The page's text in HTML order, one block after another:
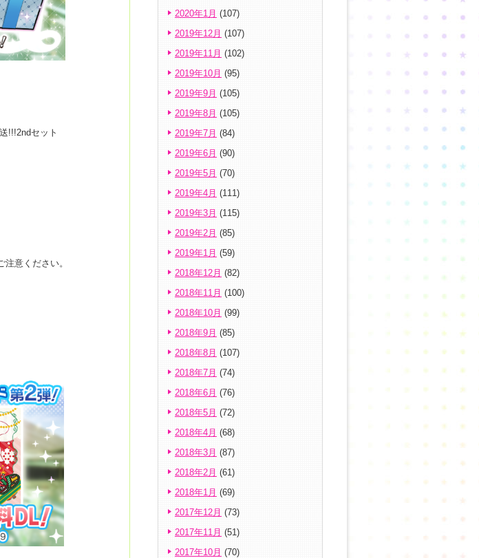
!!!2ndセット
意ください。
2020年1月 (107)
2019年12月 (107)
2019年11月 (102)
2019年10月 (95)
2019年9月 (105)
2019年8月 (105)
2019年7月 (84)
2019年6月 (90)
2019年5月 (70)
2019年4月 (111)
2019年3月 (115)
2019年2月 (85)
2019年1月 (59)
2018年12月 (82)
2018年11月 (100)
2018年10月 (99)
2018年9月 (85)
2018年8月 (107)
2018年7月 (74)
2018年6月 (76)
2018年5月 (72)
2018年4月 (68)
2018年3月 (87)
2018年2月 (61)
2018年1月 (69)
2017年12月 (73)
2017年11月 (51)
2017年10月 (70)